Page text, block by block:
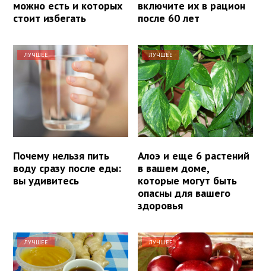
можно есть и которых
стоит избегать
включите их в рацион
после 60 лет
ЛУЧШЕЕ
Почему нельзя пить
воду сразу после еды:
вы удивитесь
ЛУЧШЕЕ
Алоэ и еще 6 растений
в вашем доме,
которые могут быть
опасны для вашего
здоровья
ЛУЧШЕЕ ЛУЧШЕЕ